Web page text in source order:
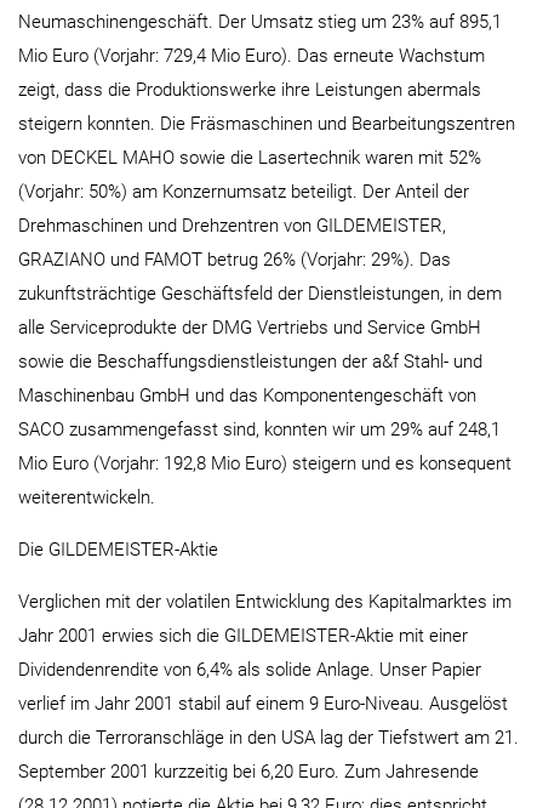
Neumaschinengeschäft. Der Umsatz stieg um 23% auf 895,1
Mio Euro (Vorjahr: 729,4 Mio Euro). Das erneute Wachstum
zeigt, dass die Produktionswerke ihre Leistungen abermals
steigern konnten. Die Fräsmaschinen und Bearbeitungszentren
von DECKEL MAHO sowie die Lasertechnik waren mit 52%
(Vorjahr: 50%) am Konzernumsatz beteiligt. Der Anteil der
Drehmaschinen und Drehzentren von GILDEMEISTER,
GRAZIANO und FAMOT betrug 26% (Vorjahr: 29%). Das
zukunftsträchtige Geschäftsfeld der Dienstleistungen, in dem
alle Serviceprodukte der DMG Vertriebs und Service GmbH
sowie die Beschaffungsdienstleistungen der a&f Stahl- und
Maschinenbau GmbH und das Komponentengeschäft von
SACO zusammengefasst sind, konnten wir um 29% auf 248,1
Mio Euro (Vorjahr: 192,8 Mio Euro) steigern und es konsequent
weiterentwickeln.
Die GILDEMEISTER-Aktie
Verglichen mit der volatilen Entwicklung des Kapitalmarktes im
Jahr 2001 erwies sich die GILDEMEISTER-Aktie mit einer
Dividendenrendite von 6,4% als solide Anlage. Unser Papier
verlief im Jahr 2001 stabil auf einem 9 Euro-Niveau. Ausgelöst
durch die Terroranschläge in den USA lag der Tiefstwert am 21.
September 2001 kurzzeitig bei 6,20 Euro. Zum Jahresende